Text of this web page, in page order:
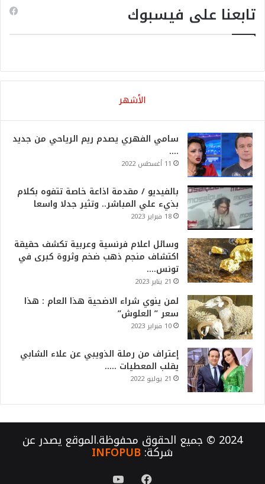
تابعنا على فيسبوك
الأشهر
سامي الفهري يصدم ريم الرياحي من جديد
….
11 أغسطس 2022
بالفيديو / مقدمة اذاعة خاصة تتفوه بكلام
بذيء علي المباشر.. وتثير جدلا واسعا
18 فبراير 2023
وسائل اعلام فرنسية وعربية تكشف حقيقة
اكتشاف منجم ذهب ضخم وثروة كبرى في
تونس….
21 يناير 2023
لمن ينوي شراء الاضحية هذا العام : هذا
سعر ” العلوش”
10 فبراير 2023
إعتراف من رملة الذويبي عن علاء الشابي
يقلب المعطيات …..
21 يوليو 2022
2024 © جميع الحقوق محفوظة.الموقع يصدر عن
شركة:INFOPUB
فيسبوكيوتيوب